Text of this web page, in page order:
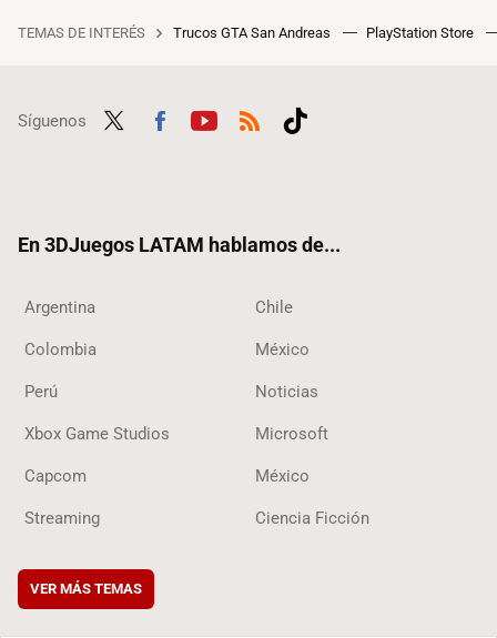
TEMAS DE INTERÉS Trucos GTA San Andreas PlayStation Store
Síguenos
En 3DJuegos LATAM hablamos de...
Argentina Chile
Colombia México
Perú Noticias
Xbox Game Studios Microsoft
Capcom México
Streaming Ciencia Ficción
VER MÁS TEMAS